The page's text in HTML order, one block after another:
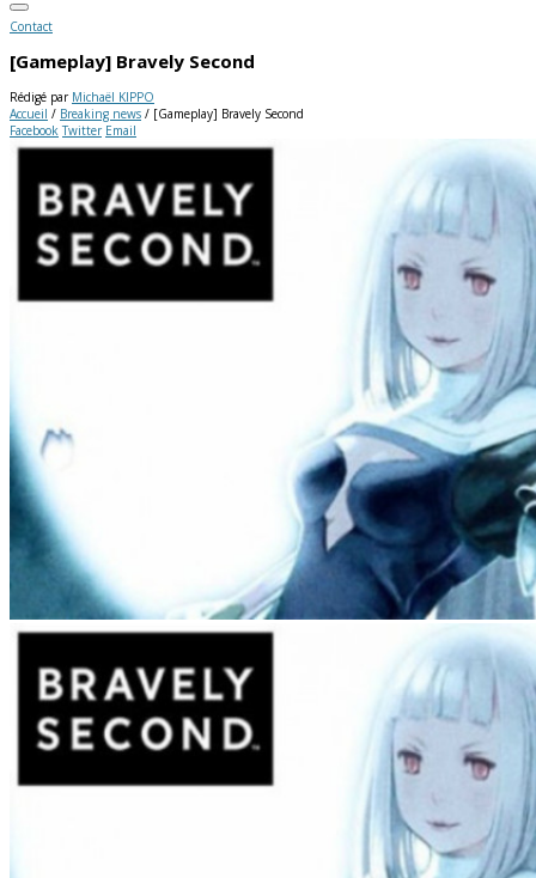
Contact
[Gameplay] Bravely Second
Rédigé par Michaël KIPPO
Accueil / Breaking news / [Gameplay] Bravely Second
Facebook Twitter Email